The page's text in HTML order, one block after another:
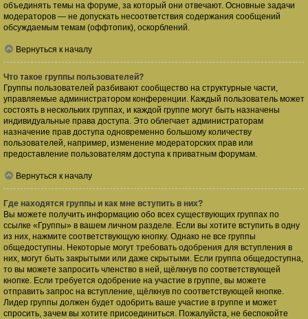
объединять темы на форуме, за который они отвечают. Основные задачи
модераторов — не допускать несоответствия содержания сообщений
обсуждаемым темам (оффтопик), оскорблений.
Вернуться к началу
Что такое группы пользователей?
Группы пользователей разбивают сообщество на структурные части,
управляемые администратором конференции. Каждый пользователь может
состоять в нескольких группах, и каждой группе могут быть назначены
индивидуальные права доступа. Это облегчает администраторам
назначение прав доступа одновременно большому количеству
пользователей, например, изменение модераторских прав или
предоставление пользователям доступа к приватным форумам.
Вернуться к началу
Где находятся группы и как мне вступить в них?
Вы можете получить информацию обо всех существующих группах по
ссылке «Группы» в вашем личном разделе. Если вы хотите вступить в одну
из них, нажмите соответствующую кнопку. Однако не все группы
общедоступны. Некоторые могут требовать одобрения для вступления в
них, могут быть закрытыми или даже скрытыми. Если группа общедоступна,
то вы можете запросить членство в ней, щёлкнув по соответствующей
кнопке. Если требуется одобрение на участие в группе, вы можете
отправить запрос на вступление, щёлкнув по соответствующей кнопке.
Лидер группы должен будет одобрить ваше участие в группе и может
спросить, зачем вы хотите присоединиться. Пожалуйста, не беспокойте